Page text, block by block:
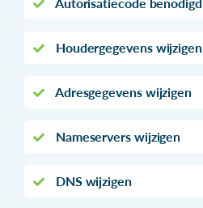
Houdergegevens wijzigen
Adresgegevens wijzigen
Nameservers wijzigen
DNS wijzigen